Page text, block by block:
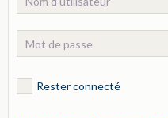
Rester connecté